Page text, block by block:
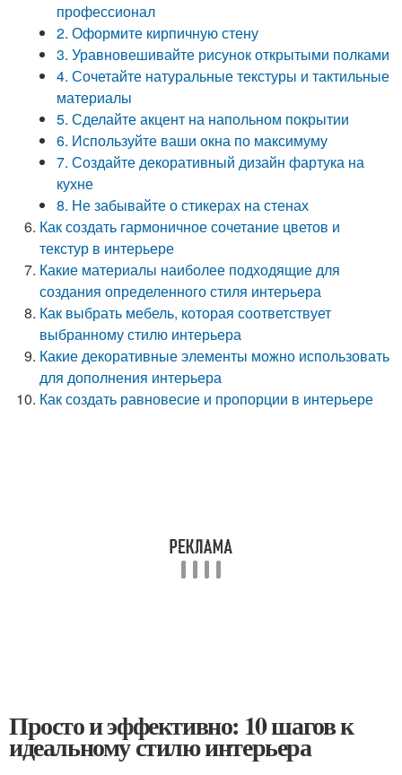
профессионал
2. Оформите кирпичную стену
3. Уравновешивайте рисунок открытыми полками
4. Сочетайте натуральные текстуры и тактильные
материалы
5. Сделайте акцент на напольном покрытии
6. Используйте ваши окна по максимуму
7. Создайте декоративный дизайн фартука на
кухне
8. Не забывайте о стикерах на стенах
Как создать гармоничное сочетание цветов и
текстур в интерьере
Какие материалы наиболее подходящие для
создания определенного стиля интерьера
Как выбрать мебель, которая соответствует
выбранному стилю интерьера
Какие декоративные элементы можно использовать
для дополнения интерьера
Как создать равновесие и пропорции в интерьере
Просто и эффективно: 10 шагов к
идеальному стилю интерьера